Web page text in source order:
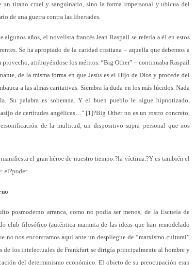
un tirano cruel y sanguinario, sino la forma impersonal y ubicua del
de una guerra contra las libertades.
algunos años, el novelista francés Jean Raspail se refería a él en estos
Se ha apropiado de la caridad cristiana – aquella que debemos a
atribuyéndose los méritos. “Big Other” – continuaba Raspail
de la misma forma en que Jesús es el Hijo de Dios y procede del
a las almas caritativas. Siembra la duda en los más lúcidos. Nada
Su palabra es soberana. Y el buen pueblo le sigue hipnotizado,
de certitudes angélicas…”.[1]?Big Other no es un rostro concreto,
de la multitud, un dispositivo supra–personal que nos
el gran héroe de nuestro tiempo:?la víctima.?Y es también el
el?poder.
posmoderno arranca, como no podía ser menos, de la Escuela de
club filosófico (auténtica marmita de las ideas que han remodelado
no nos encontramos aquí ante un despliegue de “marxismo cultural”
de los intelectuales de Frankfurt se dirigía principalmente al hombre y
del determinismo económico. El objeto de su preocupación eran